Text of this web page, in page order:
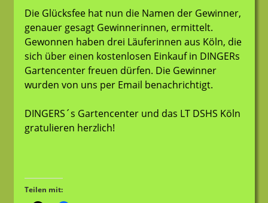
Die Glücksfee hat nun die Namen der Gewinner,
genauer gesagt Gewinnerinnen, ermittelt.
Gewonnen haben drei Läuferinnen aus Köln, die
sich über einen kostenlosen Einkauf in DINGERs
Gartencenter freuen dürfen. Die Gewinner
wurden von uns per Email benachrichtigt.
DINGERS´s Gartencenter und das LT DSHS Köln
gratulieren herzlich!
Teilen mit: